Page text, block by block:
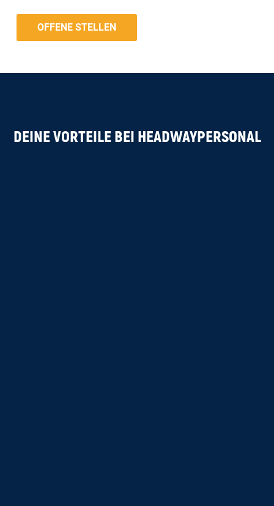
OFFENE STELLEN
DEINE VORTEILE BEI HEADWAYPERSONAL